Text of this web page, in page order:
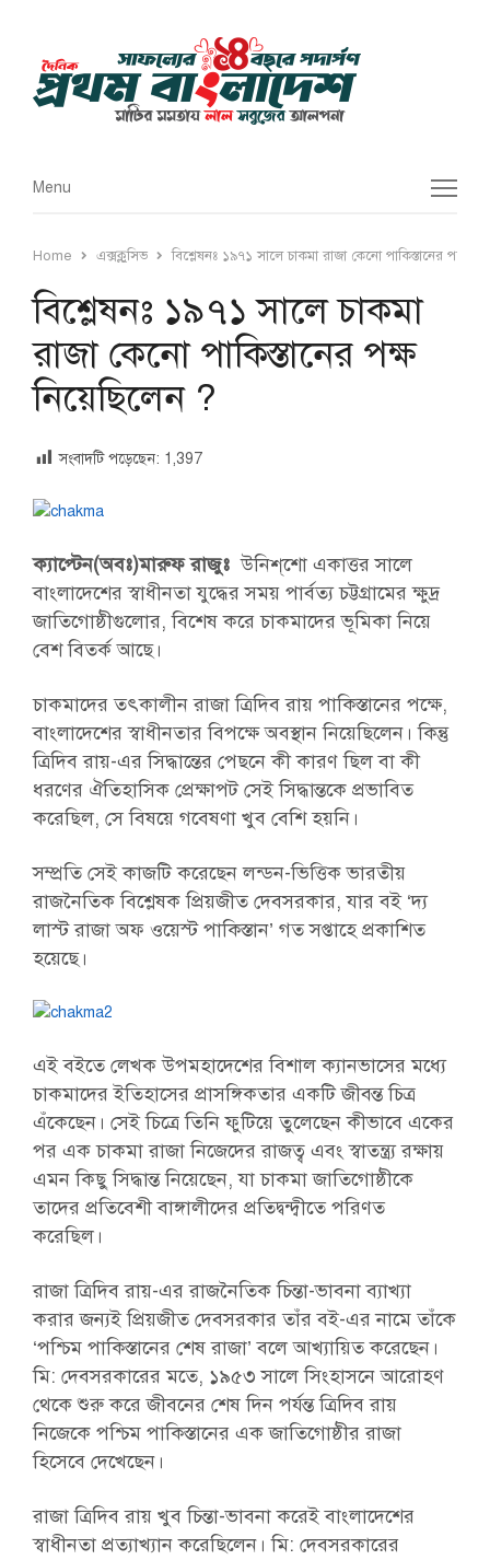
Menu
Menu
Home এক্সক্লুসিভ বিশ্লেষনঃ ১৯৭১ সালে চাকমা রাজা কেনো পাকিস্তানের পক্ষ
বিশ্লেষনঃ ১৯৭১ সালে চাকমা
রাজা কেনো পাকিস্তানের পক্ষ
নিয়েছিলেন ?
সংবাদটি পড়েছেন: 1,397
ক্যাপ্টেন(অবঃ)মারুফ রাজুঃউনিশ্‌শো একাত্তর সালে
বাংলাদেশের স্বাধীনতা যুদ্ধের সময় পার্বত্য চট্টগ্রামের ক্ষুদ্র
জাতিগোষ্ঠীগুলোর, বিশেষ করে চাকমাদের ভূমিকা নিয়ে
বেশ বিতর্ক আছে।
চাকমাদের তৎকালীন রাজা ত্রিদিব রায় পাকিস্তানের পক্ষে,
বাংলাদেশের স্বাধীনতার বিপক্ষে অবস্থান নিয়েছিলেন। কিন্তু
ত্রিদিব রায়-এর সিদ্ধান্তের পেছনে কী কারণ ছিল বা কী
ধরণের ঐতিহাসিক প্রেক্ষাপট সেই সিদ্ধান্তকে প্রভাবিত
করেছিল, সে বিষয়ে গবেষণা খুব বেশি হয়নি।
সম্প্রতি সেই কাজটি করেছেন লন্ডন-ভিত্তিক ভারতীয়
রাজনৈতিক বিশ্লেষক প্রিয়জীত দেবসরকার, যার বই ‘দ্য
লাস্ট রাজা অফ ওয়েস্ট পাকিস্তান’ গত সপ্তাহে প্রকাশিত
হয়েছে।
এই বইতে লেখক উপমহাদেশের বিশাল ক্যানভাসের মধ্যে
চাকমাদের ইতিহাসের প্রাসঙ্গিকতার একটি জীবন্ত চিত্র
এঁকেছেন। সেই চিত্রে তিনি ফুটিয়ে তুলেছেন কীভাবে একের
পর এক চাকমা রাজা নিজেদের রাজত্ব এবং স্বাতন্ত্র্য রক্ষায়
এমন কিছু সিদ্ধান্ত নিয়েছেন, যা চাকমা জাতিগোষ্ঠীকে
তাদের প্রতিবেশী বাঙ্গালীদের প্রতিদ্বন্দ্বীতে পরিণত
করেছিল।
রাজা ত্রিদিব রায়-এর রাজনৈতিক চিন্তা-ভাবনা ব্যাখ্যা
করার জন্যই প্রিয়জীত দেবসরকার তাঁর বই-এর নামে তাঁকে
‘পশ্চিম পাকিস্তানের শেষ রাজা’ বলে আখ্যায়িত করেছেন।
মি: দেবসরকারের মতে, ১৯৫৩ সালে সিংহাসনে আরোহণ
থেকে শুরু করে জীবনের শেষ দিন পর্যন্ত ত্রিদিব রায়
নিজেকে পশ্চিম পাকিস্তানের এক জাতিগোষ্ঠীর রাজা
হিসেবে দেখেছেন।
রাজা ত্রিদিব রায় খুব চিন্তা-ভাবনা করেই বাংলাদেশের
স্বাধীনতা প্রত্যাখ্যান করেছিলেন। মি: দেবসরকারের